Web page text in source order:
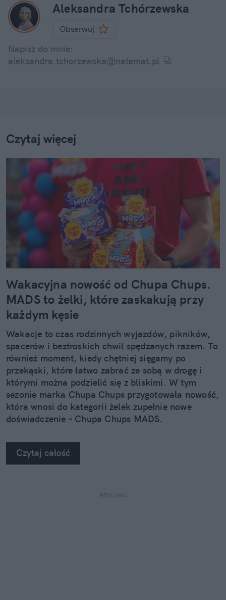
Aleksandra Tchórzewska
Obserwuj
Napisz do mnie:
aleksandra.tchorzewska@natemat.pl
Czytaj więcej
Wakacyjna nowość od Chupa Chups.
MADS to żelki, które zaskakują przy
każdym kęsie
Wakacje to czas rodzinnych wyjazdów, pikników,
spacerów i beztroskich chwil spędzanych razem. To
również moment, kiedy chętniej sięgamy po
przekąski, które łatwo zabrać ze sobą w drogę i
którymi można podzielić się z bliskimi. W tym
sezonie marka Chupa Chups przygotowała nowość,
która wnosi do kategorii żelek zupełnie nowe
doświadczenie – Chupa Chups MADS.
Czytaj całość
REKLAMA